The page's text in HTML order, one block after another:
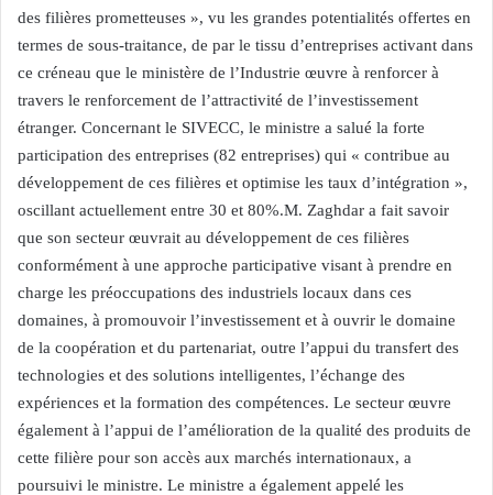
des filières prometteuses », vu les grandes potentialités offertes en
termes de sous-traitance, de par le tissu d’entreprises activant dans
ce créneau que le ministère de l’Industrie œuvre à renforcer à
travers le renforcement de l’attractivité de l’investissement
étranger. Concernant le SIVECC, le ministre a salué la forte
participation des entreprises (82 entreprises) qui « contribue au
développement de ces filières et optimise les taux d’intégration »,
oscillant actuellement entre 30 et 80%.M. Zaghdar a fait savoir
que son secteur œuvrait au développement de ces filières
conformément à une approche participative visant à prendre en
charge les préoccupations des industriels locaux dans ces
domaines, à promouvoir l’investissement et à ouvrir le domaine
de la coopération et du partenariat, outre l’appui du transfert des
technologies et des solutions intelligentes, l’échange des
expériences et la formation des compétences. Le secteur œuvre
également à l’appui de l’amélioration de la qualité des produits de
cette filière pour son accès aux marchés internationaux, a
poursuivi le ministre. Le ministre a également appelé les